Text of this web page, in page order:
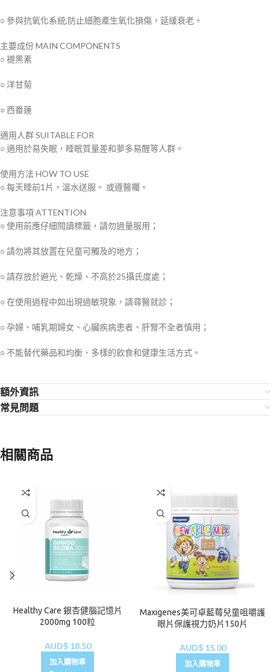
○ 參與抗氧化系統,防止細胞產生氧化損傷，延緩衰老。
主要成份MAIN COMPONENTS
○ 褪黑素
○ 洋甘菊
○ 西番蓮
適用人群SUITABLE FOR
○ 適用於易失眠，睡眠質量差和夢多易醒等人群。
使用方法 HOW TO USE
○ 每天睡前1片，溫水送服。 或遵醫囑。
注意事項ATTENTION
○ 使用前應仔細閱讀標籤，請勿過量服用；
○ 請勿將其放置在兒童可觸及的地方；
○ 請存放於避光、乾燥、不高於25攝氏度處；
○ 在使用過程中如出現過敏現象，請尋醫就診；
○ 孕婦、哺乳期婦女、心臟疾病患者、肝腎不全者慎用；
○ 不能替代藥品和均衡、多樣的飲食和健康生活方式。
額外資訊
常見問題
相關商品
Healthy Care 銀杏健腦記憶片
2000mg 100粒
AUD$18.50
加入購物車
Maxigenes美可卓藍莓兒童咀嚼護
眼片保護視力奶片150片
AUD$15.00
加入購物車